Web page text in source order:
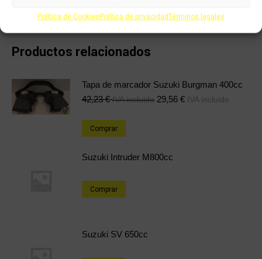
Política de CookiesPolítica de privacidadTérminos legales
Productos relacionados
Tapa de marcador Suzuki Burgman 400cc
42,23€ IVA incluido 29,56 € IVA incluido
Comprar
Suzuki Intruder M800cc
Comprar
Suzuki SV 650cc